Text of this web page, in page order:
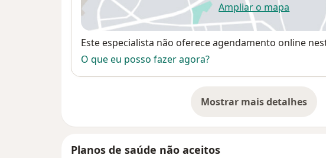
Ampliar o mapa
abre num novo
Disponibilidade
Este especialista não oferece agendamento online
O que eu posso fazer agora?
Mostrar mais detalhes
sobre o endereço
Planos de saúde não aceitos